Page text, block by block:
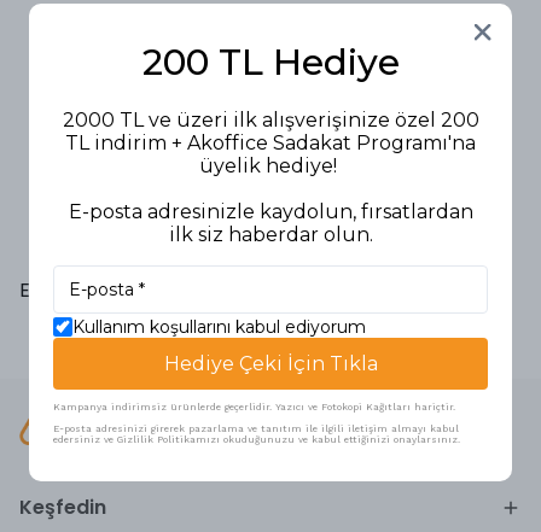
1
Evcilik ve Oyuncak Mutfak Seti
Keşfedin
200 TL Hediye
2000 TL ve üzeri ilk alışverişinize özel 200
TL indirim + Akoffice Sadakat Programı'na
üyelik hediye!
E-posta adresinizle kaydolun, fırsatlardan
ilk siz haberdar olun.
Kullanım koşullarını kabul ediyorum
Hediye Çeki İçin Tıkla
Kampanya indirimsiz ürünlerde geçerlidir. Yazıcı ve Fotokopi Kağıtları hariçtir.
E-posta adresinizi girerek pazarlama ve tanıtım ile ilgili iletişim almayı kabul
edersiniz ve Gizlilik Politikamızı okuduğunuzu ve kabul ettiğinizi onaylarsınız.